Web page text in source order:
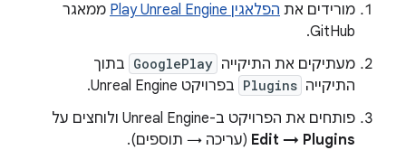
מורידים את הפלאגין Play Unreal Engine
ממאגר
GitHub.
מעתיקים את התיקייה GooglePlay בתוך
התיקייה Plugins בפרויקט Unreal Engine.
פותחים את הפרויקט ב-Unreal Engine ולוחצים על
Edit → Plugins (עריכה → תוספים).